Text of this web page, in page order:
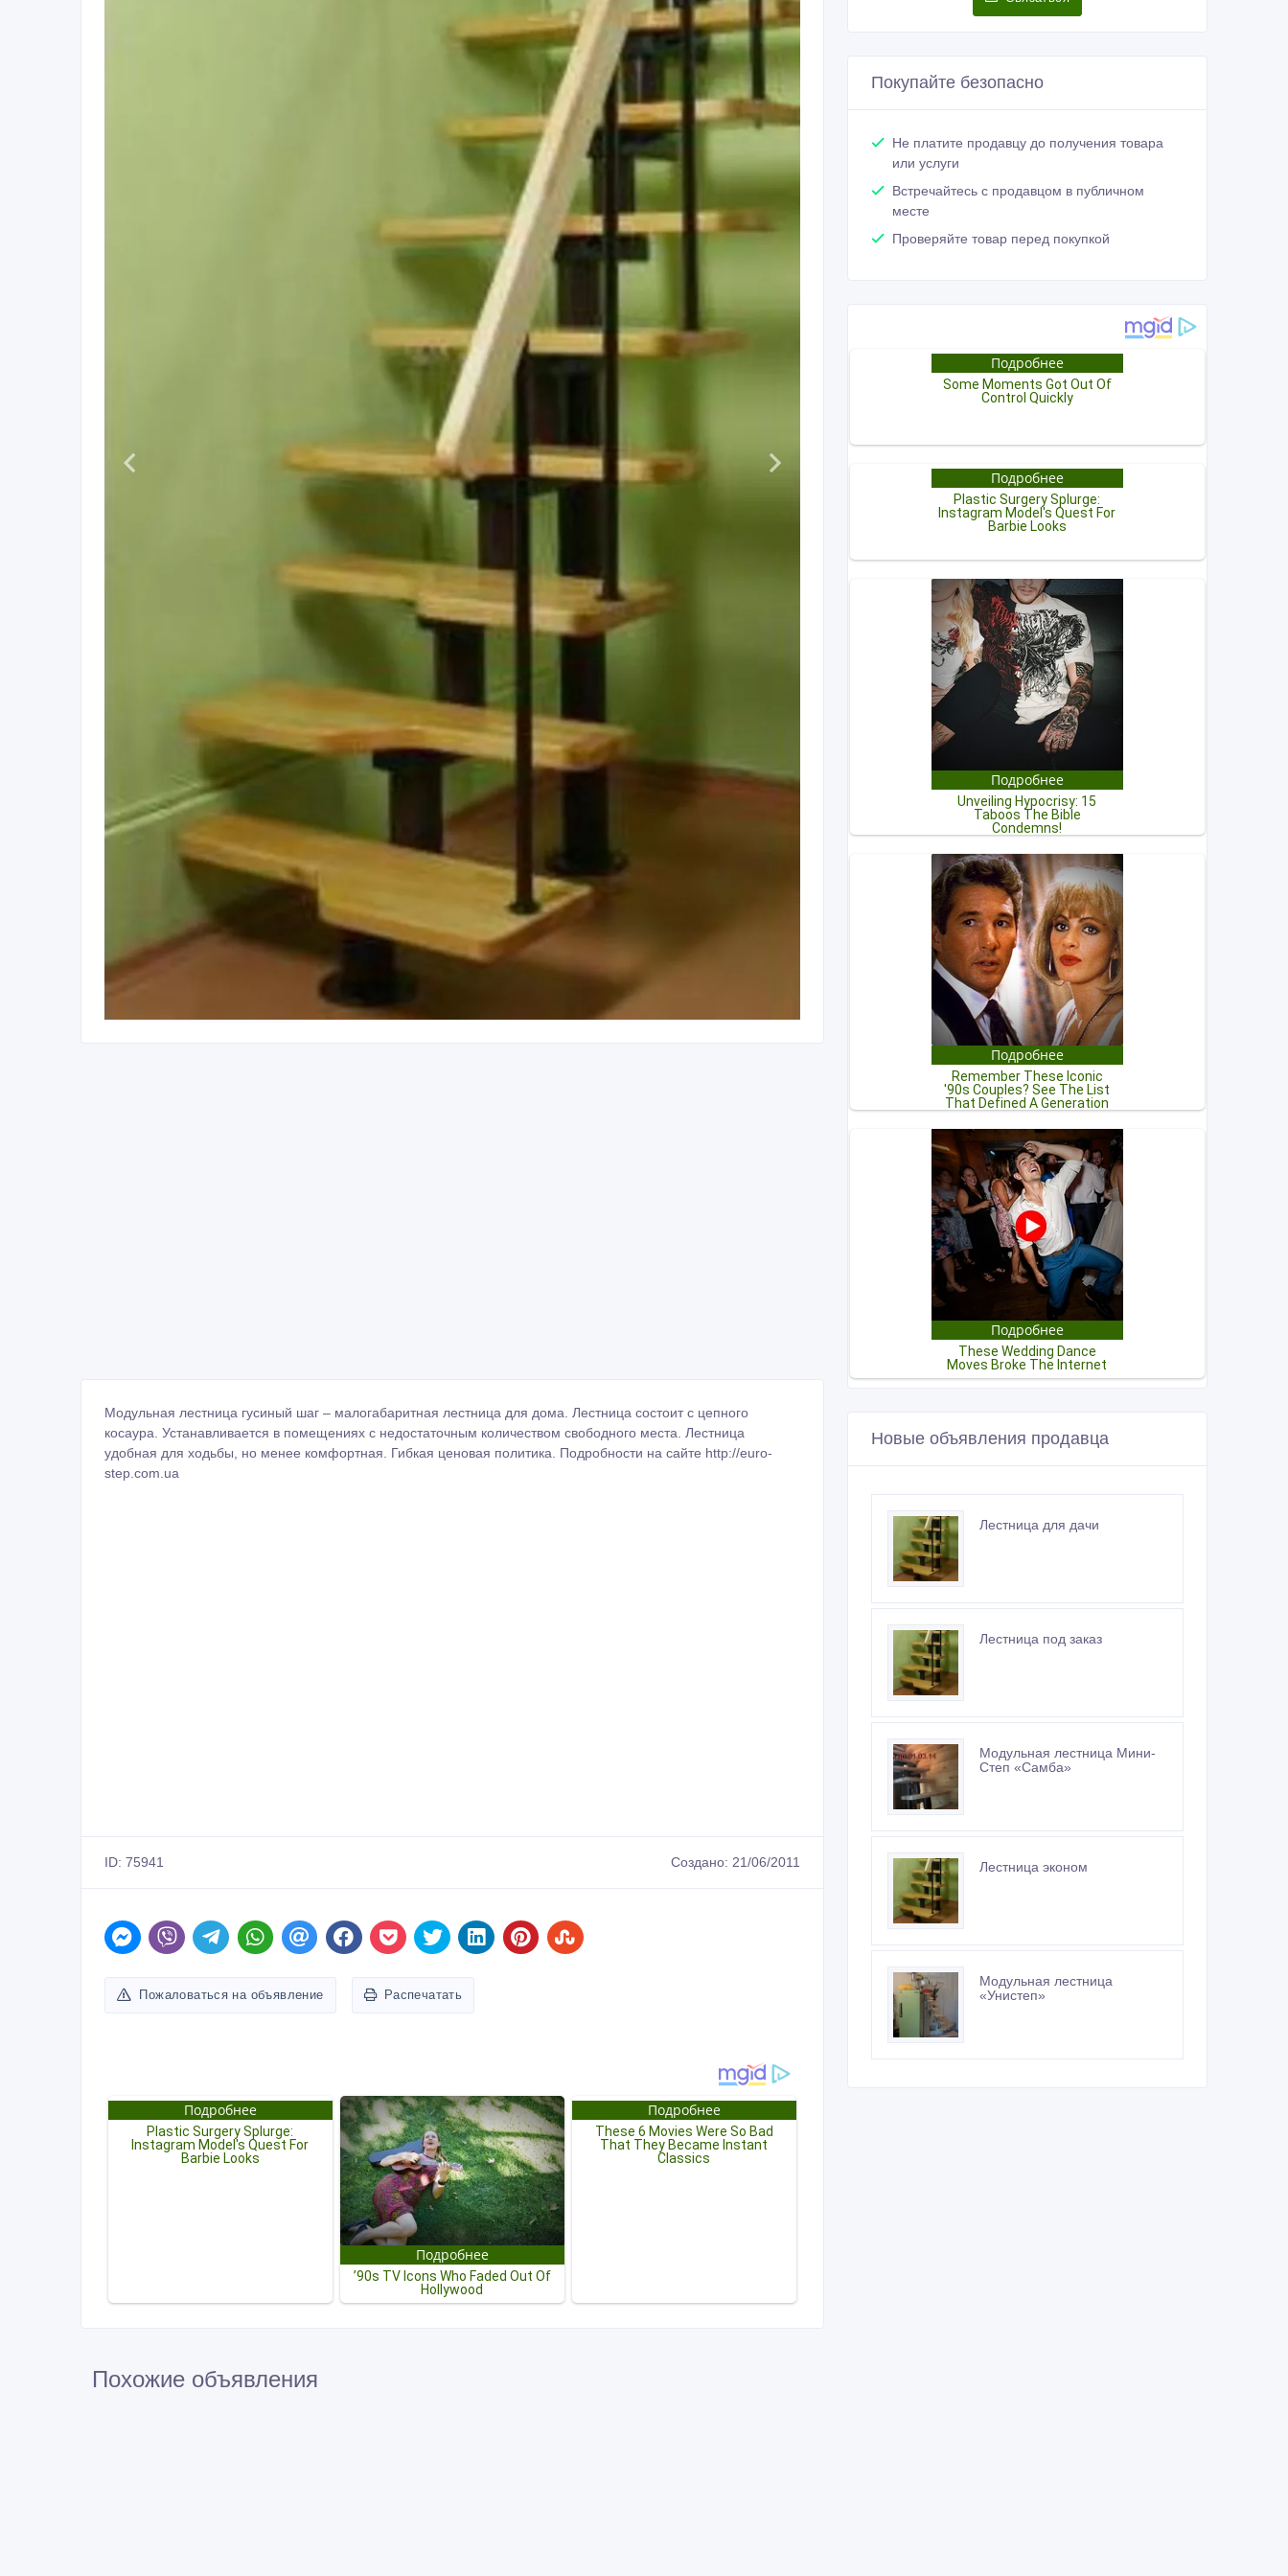
Модульная лестница гусиный шаг – малогабаритная лестница для дома. Лестница состоит с цепного
косаура. Устанавливается в помещениях с недостаточным количеством свободного места. Лестница
удобная для ходьбы, но менее комфортная. Гибкая ценовая политика. Подробности на сайте http://euro-
step.com.ua
ID: 75941 Создано: 21/06/2011
Пожаловаться на объявление Распечатать
Покупайте безопасно
Не платите продавцу до получения товара
или услуги
Встречайтесь с продавцом в публичном
месте
Проверяйте товар перед покупкой
Новые объявления продавца
Лестница для дачи
Лестница под заказ
Модульная лестница Мини-
Степ «Самба»
Лестница эконом
Модульная лестница
«Унистеп»
Похожие объявления